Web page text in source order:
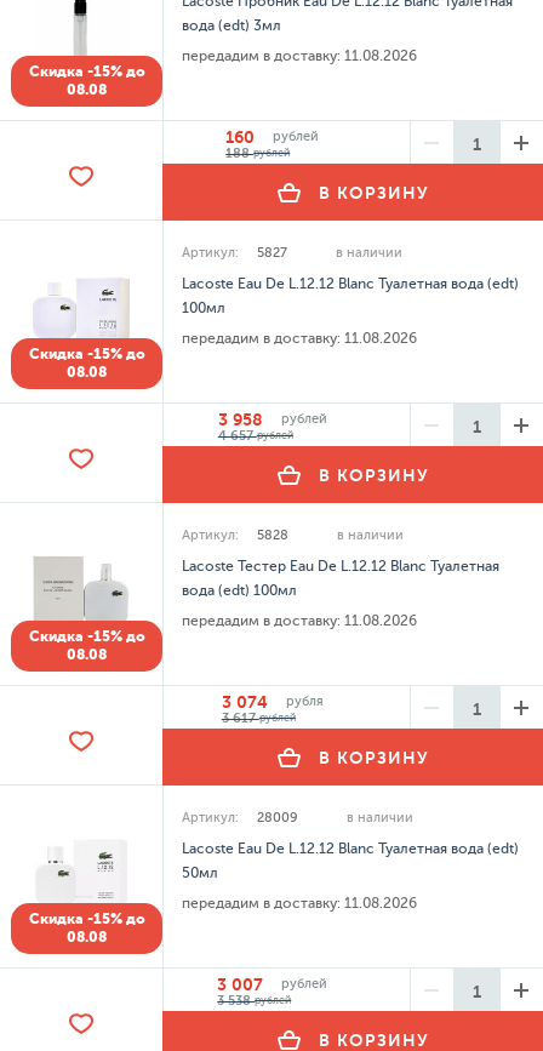
Скидка -15% до
08.08
вода (edt) 3мл
передадим в доставку: 11.08.2026
160
рублей
188рублей
В КОРЗИНУ
Скидка -15% до
08.08
Артикул: 5827 в наличии
Lacoste Eau De L.12.12 Blanc Туалетная вода (edt)
100мл
передадим в доставку: 11.08.2026
3 958
рублей
4 657рублей
В КОРЗИНУ
Скидка -15% до
08.08
Артикул: 5828 в наличии
Lacoste Тестер Eau De L.12.12 Blanc Туалетная
вода (edt) 100мл
передадим в доставку: 11.08.2026
3 074
рубля
3 617рублей
В КОРЗИНУ
Скидка -15% до
08.08
Артикул: 28009 в наличии
Lacoste Eau De L.12.12 Blanc Туалетная вода (edt)
50мл
передадим в доставку: 11.08.2026
3 007
рублей
3 538рублей
В КОРЗИНУ